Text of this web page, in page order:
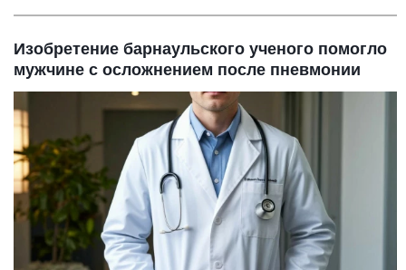
Ярмарка меда в Барнауле.
Дмитрий Лямзин
С 3 по 31 августа на площади Сахарова будут
продавать больше 30 сортов алтайского меда.
Об этом сообщает официальныйсайт города
Барнаула.
Читать полностью